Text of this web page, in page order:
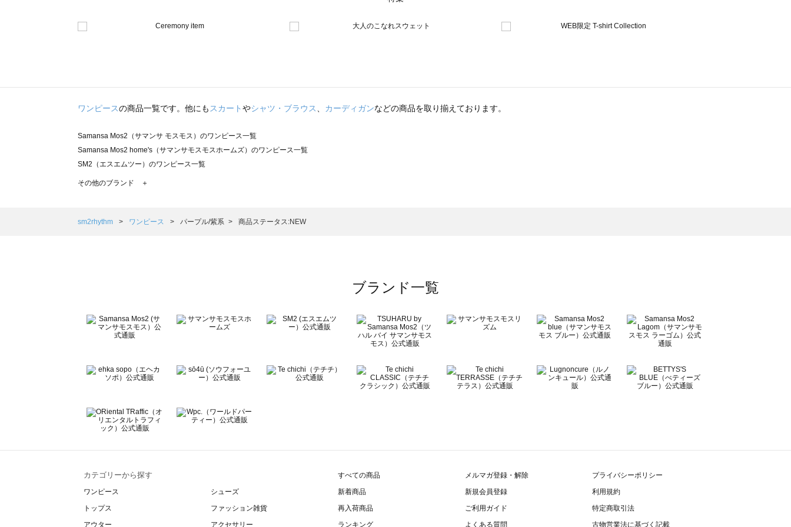
ワンピースの商品一覧です。他にも スカートやシャツ・ブラウス カーディガンなどの商品を取り揃えております。
Samansa Mos2（サマンサ モスモス）のワンピース一覧
Samansa Mos2 home's（サマンサモスモスホームズ）のワンピース一覧
SM2（エスエムツー）のワンピース一覧
TSUHARU by Samansa Mos2（ツハルバイサマンサモスモス）のワンピース一覧
Samansa Mos2 Lagom（サマンサモスモス ラーゴム）のワンピース一覧
BETTY'S BLUE（べティーズブルー）のワンピース一覧
Wpc.（ワールドパーティー）のワンピース一覧
その他のブランド ＋
sm2rhythm ワンピース パープル/紫系 商品ステータス:NEW
ブランド一覧
カテゴリーから探す
ワンピース
トップス
アウター
シューズ
ファッション雑貨
アクセサリー
すべての商品
新着商品
再入荷商品
ランキング
メルマガ登録・解除
新規会員登録
ご利用ガイド
よくある質問
プライバシーポリシー
利用規約
特定商取引法
古物営業法に基づく記載